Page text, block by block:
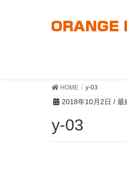
HOME y-03
2018年10月2日 / 最
y-03